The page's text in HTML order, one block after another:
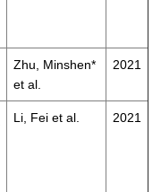
Zhu, Minshen*
et al.
2021
Li, Fei et al. 2021